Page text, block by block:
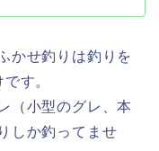
かせ釣りは釣りを
す。
（小型のグレ、本
しか釣ってませ